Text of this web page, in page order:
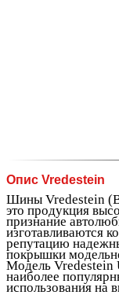
Опис Vredestein
Шины Vredestein
это продукция
признание
изготавливаются
репутацию
покрышки
Модель Vredestein
наиболее
использования на